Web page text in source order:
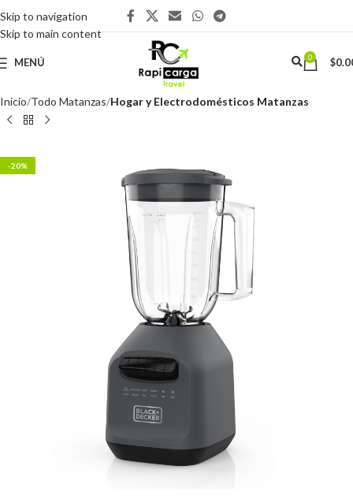
Skip to navigation
Skip to main content
MENÚ 0 $
Inicio Todo Matanzas Hogar y Electrodomésticos Matanzas
-20%